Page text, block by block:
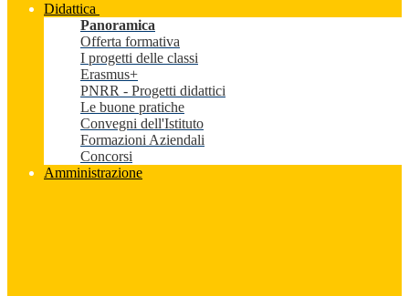
Didattica
Panoramica
Offerta formativa
I progetti delle classi
Erasmus+
PNRR - Progetti didattici
Le buone pratiche
Convegni dell'Istituto
Formazioni Aziendali
Concorsi
Amministrazione